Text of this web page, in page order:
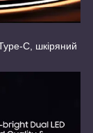
C, шкіряний